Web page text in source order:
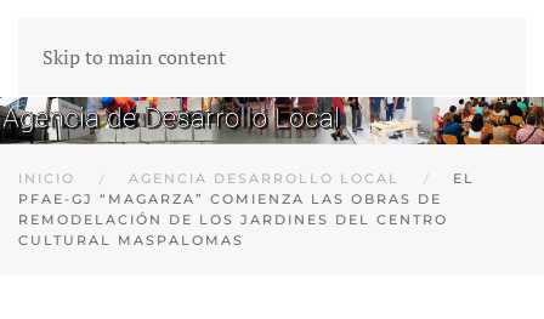
Skip to main content
INICIO AGENCIA DESARROLLO LOCAL
EL
PFAE-GJ “MAGARZA” COMIENZA LAS OBRAS DE
REMODELACIÓN DE LOS JARDINES DEL CENTRO
CULTURAL MASPALOMAS